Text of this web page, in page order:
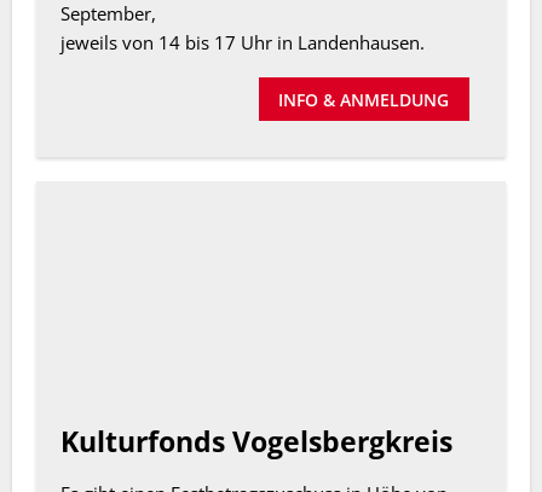
September,
jeweils von 14 bis 17 Uhr in Landenhausen.
INFO & ANMELDUNG
Kulturfonds Vogelsbergkreis